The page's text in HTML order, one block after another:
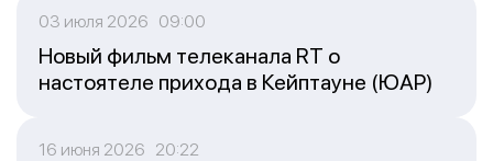
03 июля 2026 09:00
Новый фильм телеканала RT о
настоятеле прихода в Кейптауне (ЮАР)
16 июня 2026 20:22